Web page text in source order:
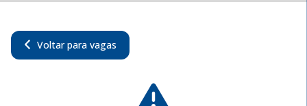
Voltar para vagas